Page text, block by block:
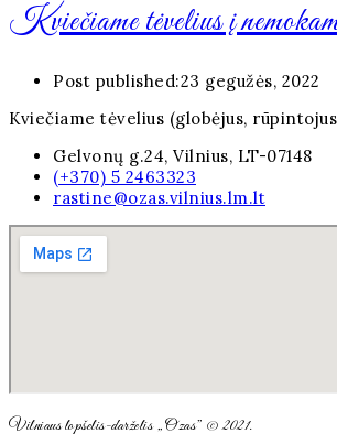
Kviečiame tėvelius į
Post published:23 gegužės, 2022
Kviečiame tėvelius (globėjus,
Gelvonų g.24, Vilnius, LT-07148
(+370) 5 2463323
rastine@ozas.vilnius.lm.lt
Vilniaus lopšelis-darželis „Ozas” © 2021.